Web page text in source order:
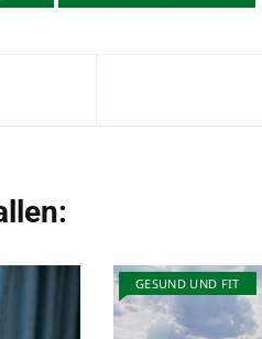
GESUND UND FIT